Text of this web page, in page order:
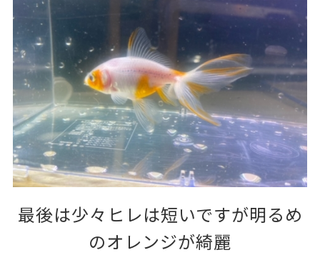
最後は少々ヒレは短いですが明るめ
のオレンジが綺麗